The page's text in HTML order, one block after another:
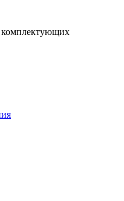
комплектующих